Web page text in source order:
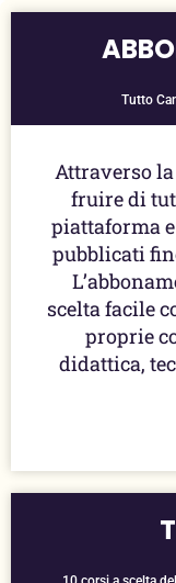
Tutto
Attraverso
fruire di
piattaforma
pubblicati
scelta facile
proprie
didattica,